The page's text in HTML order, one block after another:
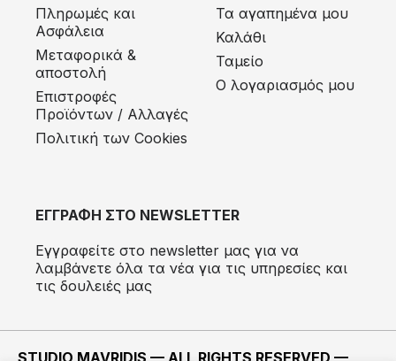
Πληρωμές και
Ασφάλεια
Μεταφορικά &
αποστολή
Eπιστροφές
Προϊόντων / Αλλαγές
Πολιτική των Cookies
Τα αγαπημένα μου
Καλάθι
Ταμείο
Ο λογαριασμός μου
ΕΓΓΡΑΦΗ ΣΤΟ NEWSLETTER
Εγγραφείτε στο newsletter μας για να
λαμβάνετε όλα τα νέα για τις υπηρεσίες και
τις δουλειές μας